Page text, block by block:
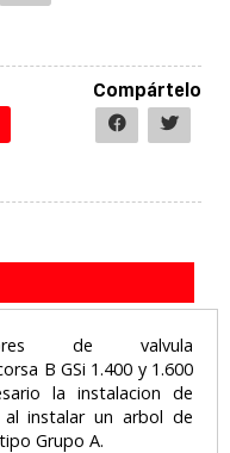
Compártelo
de valvula
B GSi 1.400 y 1.600
la instalacion de
al instalar un arbol de
Grupo A.